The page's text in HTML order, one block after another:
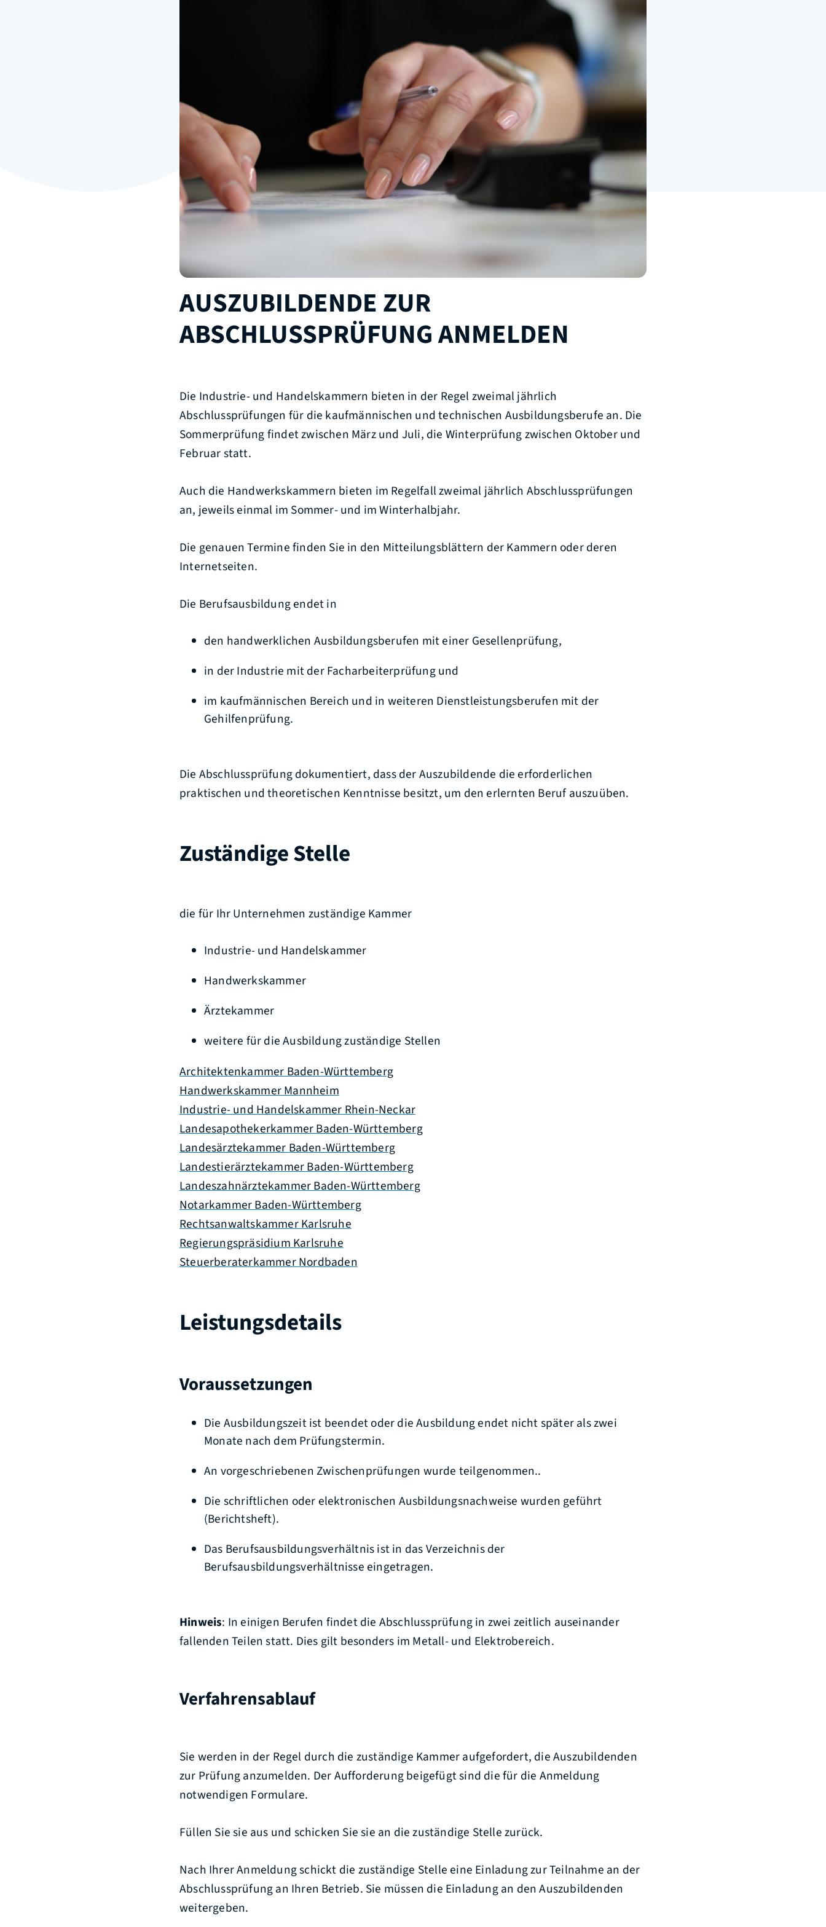
AUSZUBILDENDE ZUR
ABSCHLUSSPRÜFUNG ANMELDEN
Die Industrie- und Handelskammern bieten in der Regel zweimal jährlich
Abschlussprüfungen für die kaufmännischen und technischen Ausbildungsberufe an. Die
Sommerprüfung findet zwischen März und Juli, die Winterprüfung zwischen Oktober und
Februar statt.
Auch die Handwerkskammern bieten im Regelfall zweimal jährlich Abschlussprüfungen
an, jeweils einmal im Sommer- und im Winterhalbjahr.
Die genauen Termine finden Sie in den Mitteilungsblättern der Kammern oder deren
Internetseiten.
Die Berufsausbildung endet in
den handwerklichen Ausbildungsberufen mit einer Gesellenprüfung,
in der Industrie mit der Facharbeiterprüfung und
im kaufmännischen Bereich und in weiteren Dienstleistungsberufen mit der
Gehilfenprüfung.
Die Abschlussprüfung dokumentiert, dass der Auszubildende die erforderlichen
praktischen und theoretischen Kenntnisse besitzt, um den erlernten Beruf auszuüben.
Zuständige Stelle
die für Ihr Unternehmen zuständige Kammer
Industrie- und Handelskammer
Handwerkskammer
Ärztekammer
weitere für die Ausbildung zuständige Stellen
Architektenkammer Baden-Württemberg
Handwerkskammer Mannheim
Industrie- und Handelskammer Rhein-Neckar
Landesapothekerkammer Baden-Württemberg
Landesärztekammer Baden-Württemberg
Landestierärztekammer Baden-Württemberg
Landeszahnärztekammer Baden-Württemberg
Notarkammer Baden-Württemberg
Rechtsanwaltskammer Karlsruhe
Regierungspräsidium Karlsruhe
Steuerberaterkammer Nordbaden
Leistungsdetails
Voraussetzungen
Die Ausbildungszeit ist beendet oder die Ausbildung endet nicht später als zwei
Monate nach dem Prüfungstermin.
An vorgeschriebenen Zwischenprüfungen wurde teilgenommen..
Die schriftlichen oder elektronischen Ausbildungsnachweise wurden geführt
(Berichtsheft).
Das Berufsausbildungsverhältnis ist in das Verzeichnis der
Berufsausbildungsverhältnisse eingetragen.
Hinweis: In einigen Berufen findet die Abschlussprüfung in zwei zeitlich auseinander
fallenden Teilen statt. Dies gilt besonders im Metall- und Elektrobereich.
Verfahrensablauf
Sie werden in der Regel durch die zuständige Kammer aufgefordert, die Auszubildenden
zur Prüfung anzumelden. Der Aufforderung beigefügt sind die für die Anmeldung
notwendigen Formulare.
Füllen Sie sie aus und schicken Sie sie an die zuständige Stelle zurück.
Nach Ihrer Anmeldung schickt die zuständige Stelle eine Einladung zur Teilnahme an der
Abschlussprüfung an Ihren Betrieb. Sie müssen die Einladung an den Auszubildenden
weitergeben.